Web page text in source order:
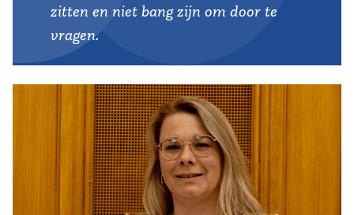
zitten en niet bang zijn om door te
vragen.